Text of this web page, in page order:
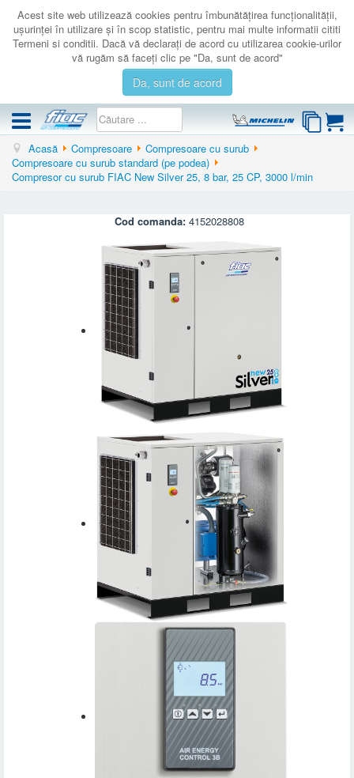
Acest site web utilizează cookies pentru îmbunătăţirea funcţionalităţii,
uşurinţei în utilizare şi în scop statistic, pentru mai multe informatii cititi
Termeni si conditii. Dacă vă declaraţi de acord cu utilizarea cookie-urilor
vă rugăm să faceţi clic pe "Da, sunt de acord"
Da, sunt de acord
COMPRESOARE
ACCESORII
AUTENTIFICARE
Acasă Compresoare
Compresoare cu surub
Compresoare cu surub standard (pe podea)
Compresor cu surub FIAC New Silver 25, 8 bar, 25 CP, 3000 l/min
Cod comanda: 4152028808